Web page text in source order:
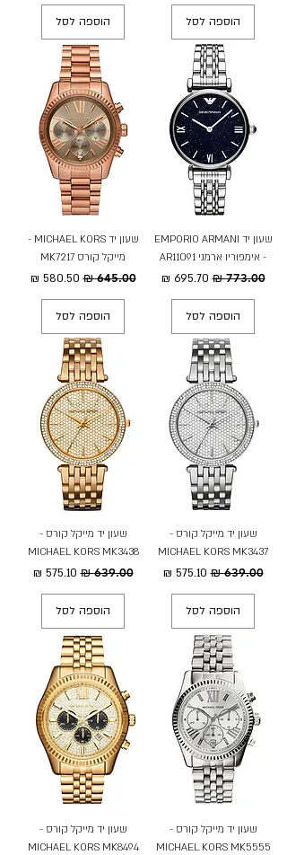
הוספה לסל הוספה לסל
שעון יד EMPORIO ARMANI
- אימפוריו ארמני AR11091
מחיר רגיל‏773.00 ‏₪ מחיר מבצע
הוספה לסל
שעון יד MICHAEL KORS -
מייקל קורס MK7217
מחיר רגיל‏645.00 ‏₪ מחיר מבצע
הוספה לסל
שעון יד מייקל קורס -
MICHAEL KORS MK3437
מחיר רגיל‏639.00 ‏₪ מחיר מבצע
הוספה לסל
שעון יד מייקל קורס -
MICHAEL KORS MK3438
מחיר רגיל‏639.00 ‏₪ מחיר מבצע
הוספה לסל
שעון יד מייקל קורס -
MICHAEL KORS MK5555
שעון יד מייקל קורס -
MICHAEL KORS MK8494